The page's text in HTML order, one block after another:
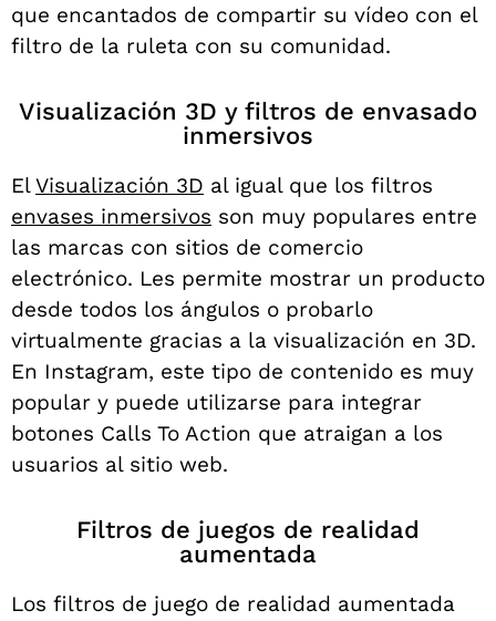
que encantados de compartir su vídeo con el
filtro de la ruleta con su comunidad.
Visualización 3D y filtros de envasado
inmersivos
ElVisualización 3D al igual que los filtros
envases inmersivos son muy populares entre
las marcas con sitios de comercio
electrónico. Les permite mostrar un producto
desde todos los ángulos o probarlo
virtualmente gracias a la visualización en 3D.
En Instagram, este tipo de contenido es muy
popular y puede utilizarse para integrar
botones Calls To Action que atraigan a los
usuarios al sitio web.
Filtros de juegos de realidad
aumentada
Los filtros de juego de realidad aumentada